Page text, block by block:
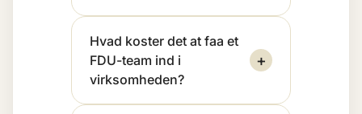
Hvad koster det at faa et
FDU-team ind i
virksomheden?
+